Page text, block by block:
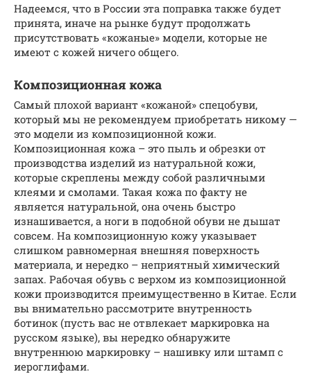
Надеемся, что в России эта поправка также будет
принята, иначе на рынке будут продолжать
присутствовать «кожаные» модели, которые не
имеют с кожей ничего общего.
Композиционная кожа
Cамый плохой вариант «кожаной» спецобуви,
который мы не рекомендуем приобретать никому —
это модели из композиционной кожи.
Композиционная кожа – это пыль и обрезки от
производства изделий из натуральной кожи,
которые скреплены между собой различными
клеями и смолами. Такая кожа по факту не
является натуральной, она очень быстро
изнашивается, а ноги в подобной обуви не дышат
совсем. На композиционную кожу указывает
слишком равномерная внешняя поверхность
материала, и нередко – неприятный химический
запах. Рабочая обувь с верхом из композиционной
кожи производится преимущественно в Китае. Если
вы внимательно рассмотрите внутренность
ботинок (пусть вас не отвлекает маркировка на
русском языке), вы нередко обнаружите
внутреннюю маркировку – нашивку или штамп с
иероглифами.